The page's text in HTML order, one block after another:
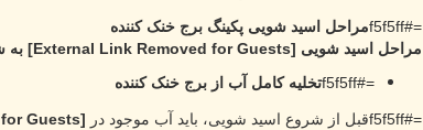
=#f5f5ff
مراحل اسید شویی پکینگ برج خنک کننده
مراحل اسید شویی [External Link Removed for Guests]
به
=#f5f5ff
تخلیه کامل آب از برج خنک کننده
=#f5f5ffقبل از شروع اسید شویی، باید آب موجود در [External Link Removed for Guests]